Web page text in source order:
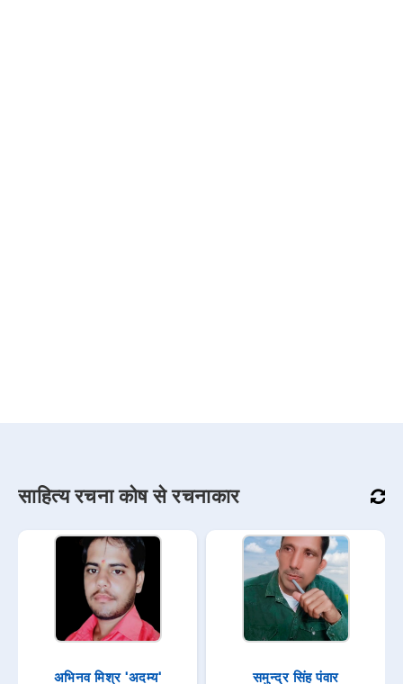
साहित्य रचना कोष से रचनाकार
अभिनव मिश्र 'अदम्य' समुन्द्र सिंह पंवार